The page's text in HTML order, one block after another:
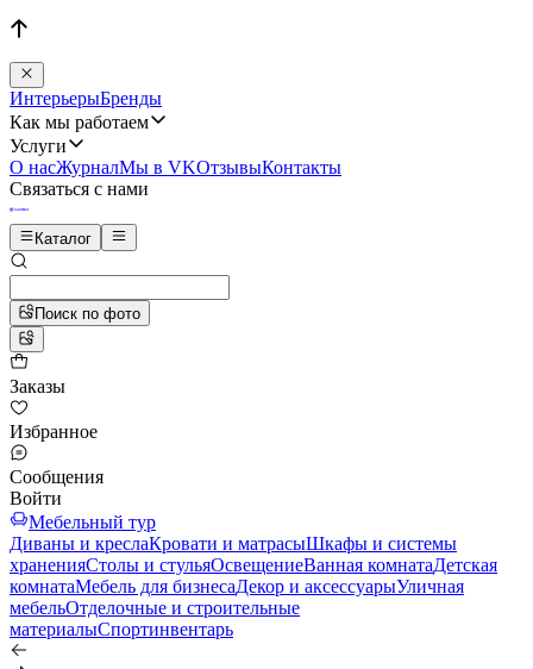
ИнтерьерыБренды
Как мы работаем
Услуги
О насЖурналМы в VKОтзывыКонтакты
Связаться с нами
Каталог
Поиск по фото
Заказы
Избранное
Сообщения
Войти
Мебельный тур
Диваны и креслаКровати и матрасыШкафы и системы
храненияСтолы и стульяОсвещениеВанная комнатаДетская
комнатаМебель для бизнесаДекор и аксессуарыУличная
мебельОтделочные и строительные
материалыСпортинвентарь